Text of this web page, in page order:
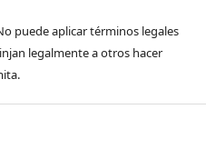
puede aplicar términos legales
legalmente a otros hacer